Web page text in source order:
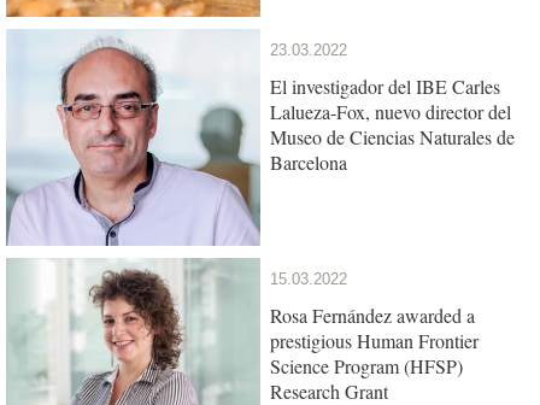
23.03.2022
El investigador del IBE Carles
Lalueza-Fox, nuevo director del
Museo de Ciencias Naturales de
Barcelona
15.03.2022
Rosa Fernández awarded a
prestigious Human Frontier
Science Program (HFSP)
Research Grant